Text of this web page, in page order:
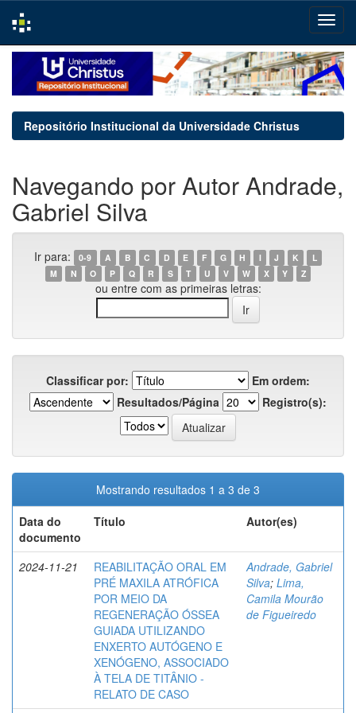
navigation
Repositório Institucional da Universidade Christus
Navegando por Autor Andrade,
Gabriel Silva
Ir para: 0-9 A B C D E F G H I J K
L
M
N O P Q R S T U V W X Y Z
ou entre com as primeiras letras:
Classificar por:
Em ordem:
Resultados/Página
Registro(s):
Mostrando resultados 1 a 3 de 3
Data do
documento
Título Autor(es)
2024-11-21
REABILITAÇÃO ORAL EM
PRÉ MAXILA ATRÓFICA
POR MEIO DA
REGENERAÇÃO ÓSSEA
GUIADA UTILIZANDO
ENXERTO AUTÓGENO E
XENÓGENO, ASSOCIADO
À TELA DE TITÂNIO -
RELATO DE CASO
Andrade, Gabriel
Silva; Lima,
Camila Mourão
de Figueiredo